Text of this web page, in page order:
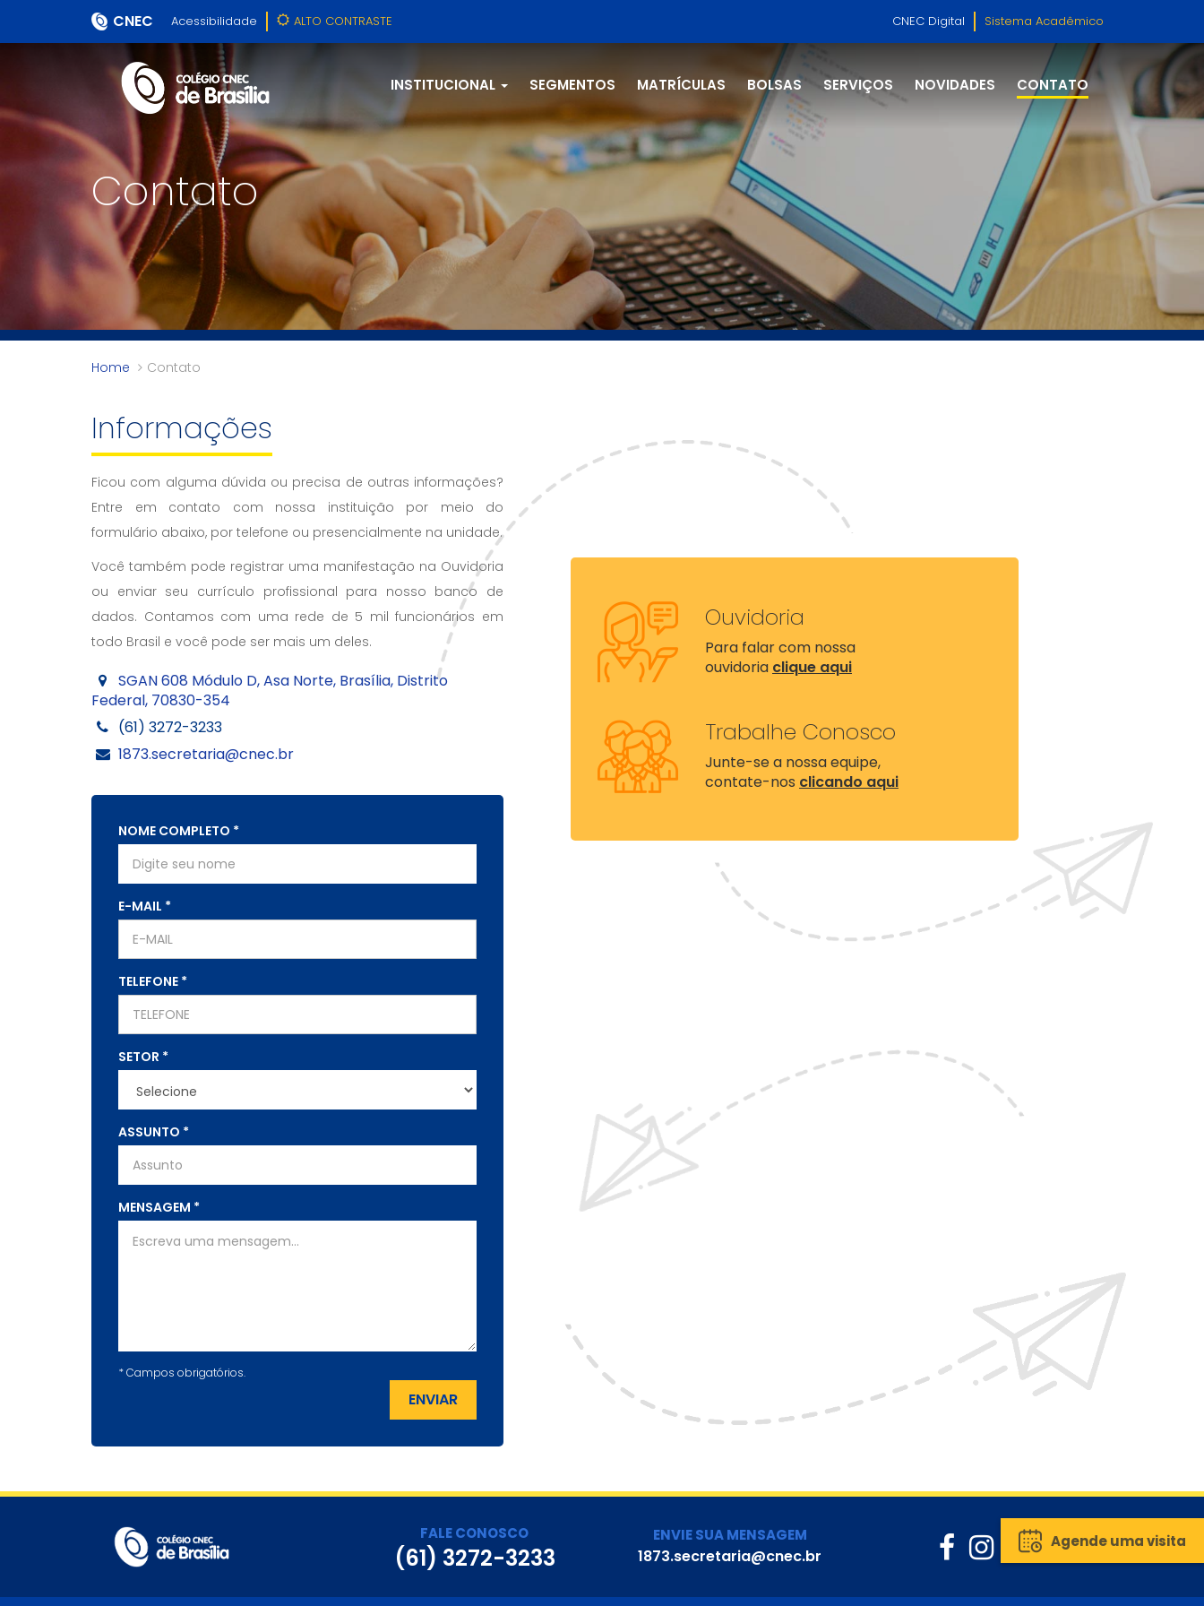
CNEC Acessibilidade ALTO CONTRASTE CNEC Digital Sistema Acadêmico
INSTITUCIONAL SEGMENTOS MATRÍCULAS BOLSAS SERVIÇOS NOVIDADES CONTATO
Agende uma visita
Contato
Home Contato
Informações
Ficou com alguma dúvida ou precisa de outras informações?
Entre em contato com nossa instituição por meio do
formulário abaixo, por telefone ou presencialmente na unidade.
Você também pode registrar uma manifestação na Ouvidoria
ou enviar seu currículo profissional para nosso banco de
dados. Contamos com uma rede de 5 mil funcionários em
todo Brasil e você pode ser mais um deles.
SGAN 608 Módulo D, Asa Norte, Brasília, Distrito
Federal, 70830-354
(61) 3272-3233
1873.secretaria@cnec.br
NOME COMPLETO *
E-MAIL *
TELEFONE *
SETOR *
ASSUNTO *
MENSAGEM *
*Campos obrigatórios.
ENVIAR
Ouvidoria
Para falar com nossa
ouvidoria clique aqui
Trabalhe Conosco
Junte-se a nossa equipe,
contate-nos clicando aqui
FALE CONOSCO
(61) 3272-3233
ENVIE SUA MENSAGEM
1873.secretaria@cnec.br